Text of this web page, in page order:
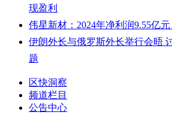
现盈利
伟星新材：2024年净利润9.55亿
伊朗外长与俄罗斯外长举行会晤
题
区快洞察
频道栏目
公告中心